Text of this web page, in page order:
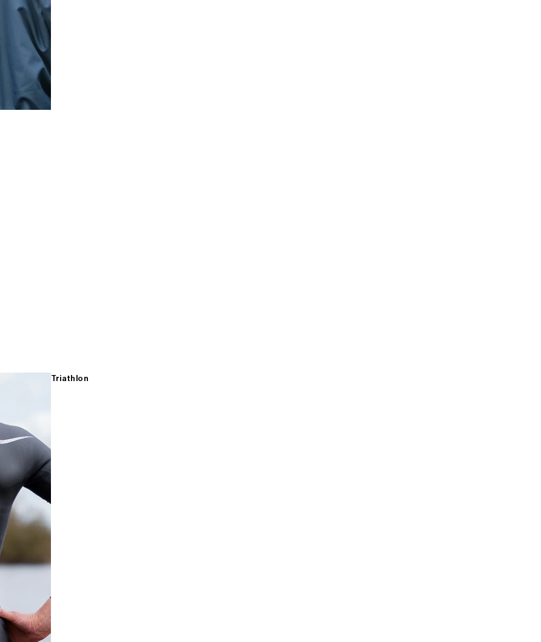
Triathlon